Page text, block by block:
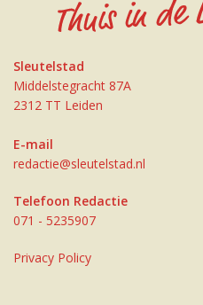
Sleutelstad
Middelstegracht 87A
2312 TT Leiden
E-mail
redactie@sleutelstad.nl
Telefoon Redactie
071 - 5235907
Privacy Policy